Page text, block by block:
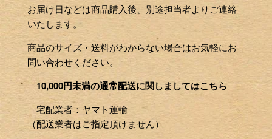
お届け日などは商品購入後、別途担当者よりご連絡
いたします。
商品のサイズ・送料がわからない場合はお気軽にお
問い合わせください。
10,000円未満の通常配送に関しましてはこちら
宅配業者：ヤマト運輸
（配送業者はご指定頂けません）